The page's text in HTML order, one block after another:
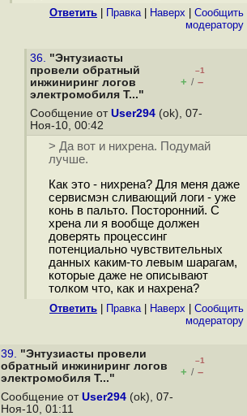
Ответить Правка| Наверх
Cообщить
модератору
36. "Энтузиасты
провели обратный
инжиниринг логов
электромобиля T..."
–1
+ / –
Сообщение от User294 (ok), 07-
Ноя-10, 00:42
> Да вот и нихрена. Подумай
лучше.
Как это - нихрена? Для меня даже
сервисмэн сливающий логи - уже
конь в пальто. Посторонний. С
хрена ли я вообще должен
доверять процессинг
потенциально чувствительных
данных каким-то левым шарагам,
которые даже не описывают
толком что, как и нахрена?
Ответить Правка| Наверх
Cообщить
модератору
39. "Энтузиасты провели
обратный инжиниринг логов
электромобиля T..."
–1
+ / –
Сообщение от User294 (ok), 07-
Ноя-10, 01:11